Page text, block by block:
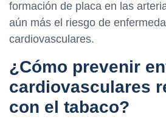
formación de placa en las
aún más el riesgo de
cardiovasculares.
¿Cómo prevenir
cardiovasculares
con el tabaco?